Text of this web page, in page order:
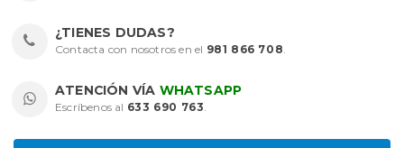
¿TIENES DUDAS?
Contacta con nosotros en el 981 866 708.
ATENCIÓN VÍA WHATSAPP
Escríbenos al 633 690 763.